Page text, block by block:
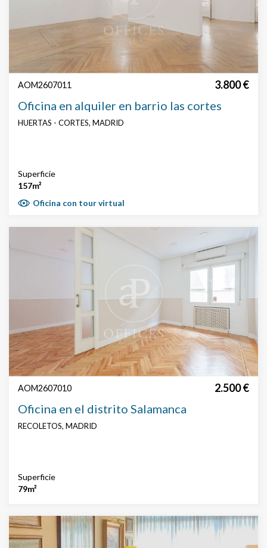
AOM2607011 3.800 €
Oficina en alquiler en barrio las cortes
HUERTAS - CORTES, MADRID
Superficie
157m²
Oficina con tour virtual
AOM2607010 2.500 €
Oficina en el distrito Salamanca
RECOLETOS, MADRID
Superficie
79m²